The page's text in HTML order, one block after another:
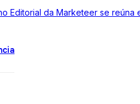
Editorial da Marketeer se reúna